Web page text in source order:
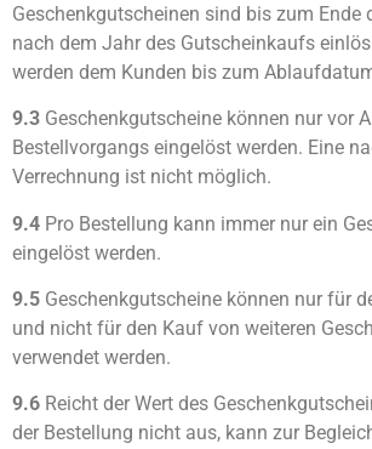
Geschenkgutscheinen sind bis zum Ende
nach dem Jahr des Gutscheinkaufs
werden dem Kunden bis zum
9.3 Geschenkgutscheine können nur vor
Bestellvorgangs eingelöst werden. Eine
Verrechnung ist nicht möglich.
9.4 Pro Bestellung kann immer nur ein
eingelöst werden.
9.5 Geschenkgutscheine können nur für
und nicht für den Kauf von weiteren
verwendet werden.
9.6 Reicht der Wert des
der Bestellung nicht aus, kann zur